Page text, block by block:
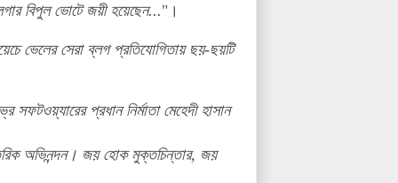
বিপুল ভোটে জয়ী হয়েছেন..."।
ভেলের সেরা ব্লগ প্রতিযোগিতায় ছয়-ছয়টি
প্রধান নির্মাতা মেহেদী হাসান
অভিনন্দন। জয় হোক মুক্তচিন্তার, জয়